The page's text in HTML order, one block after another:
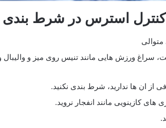
استرس در شرط بندی
سراغ ورزش هایی مانند تنیس روی میز و
از ان ها ندارید، شرط بندی نکنید.
کازینویی مانند انفجار نروید.